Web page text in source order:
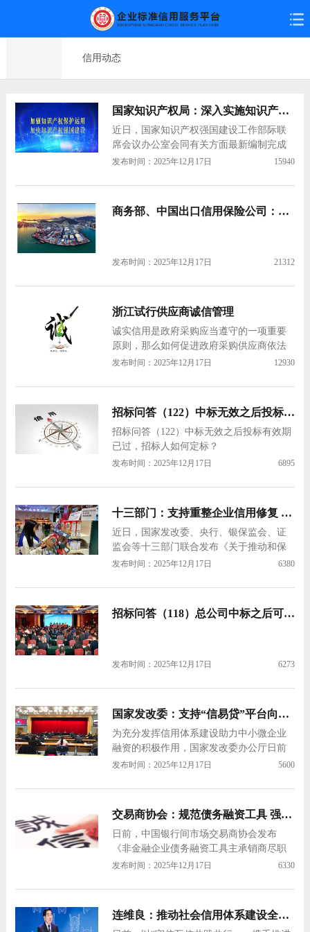
信用动态
国家知识产权局：深入实施知识产权强国建设
近日，国家知识产权强国建设工作部际联
席会议办公室会同有关方面最新编制完成
并发布的《知识产权强国建设发展报告
权强国建设指数稳步提升，达到125.5分，
个层面开展知识产权…
发布时间：2025年12月17日 15940
商务部、中国出口信用保险公司：要充分发挥出口信用保险作用 加大对外贸企业支持力度
发布时间：2025年12月17日 21312
浙江试行供应商诚信管理
诚实信用是政府采购应当遵守的一项重要
原则，那么如何促进政府采购供应商依法
诚信经营，助推政府采购健康发展？《政
厅近日印发了《关于简化供应商信息登记
称《通知》），明确浙江省政府采购供应
商按统一…
发布时间：2025年12月17日 12930
招标问答（122）中标无效之后投标有效期已过，招标人如何定标？
招标问答（122）中标无效之后投标有效期
已过，招标人如何定标？
发布时间：2025年12月17日 6895
十三部门：支持重整企业信用修复 依法依规进行融资审批
近日，国家发改委、央行、银保监会、证
监会等十三部门联合发布《关于推动和保
障管理人在破产程序中依法履职进一步优
见》），提出加强金融机构对破产程序的
示制度，支持重整企业金融信用修复和企
发布时间：2025年12月17日 6380
招标问答（118）总公司中标之后可以由分公司签订合同吗？
发布时间：2025年12月17日 6273
国家发改委：支持“信易贷”平台向金融机构推荐信用良好企业
为充分发挥信用体系建设助力中小微企业
融资的积极作用，国家发改委办公厅日前
发布《关于支持“信易贷”平台向金融机构推
（以下简称《通知》）提出，支持各地区
（以下简称全国“信易贷”平台）向金融机构
推…
发布时间：2025年12月17日 5600
交易商协会：规范债务融资工具 强化主承销商尽职守信
日前，中国银行间市场交易商协会发布
《非金融企业债务融资工具主承销商尽职
调查指引》(以下简称《指引》)，规范债务
来，随着市场持续发展，债务融资工具主
承销商队伍不断壮大，相关机构在开展承
销业务过程中存在不规范行为。在此背景
发布时间：2025年12月17日 6330
连维良：推动社会信用体系建设全面进入法治轨道